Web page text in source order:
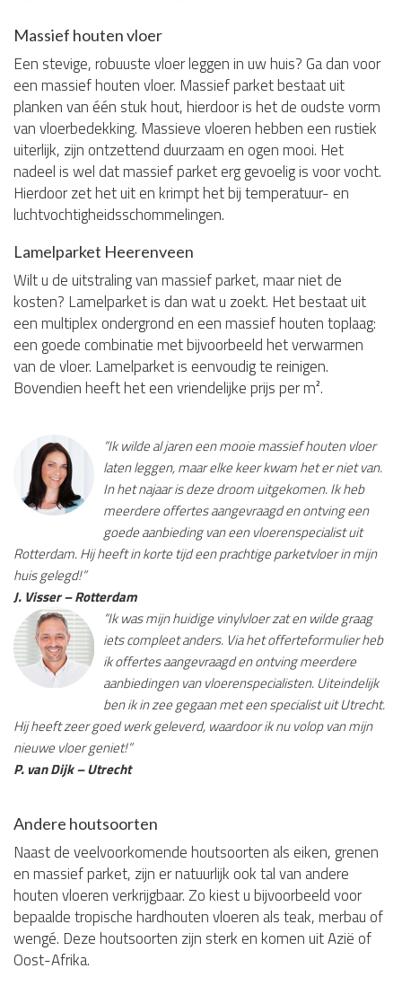
Massief houten vloer
Een stevige, robuuste vloer leggen in uw huis? Ga dan voor
een massief houten vloer. Massief parket bestaat uit
planken van één stuk hout, hierdoor is het de oudste vorm
van vloerbedekking. Massieve vloeren hebben een rustiek
uiterlijk, zijn ontzettend duurzaam en ogen mooi. Het
nadeel is wel dat massief parket erg gevoelig is voor vocht.
Hierdoor zet het uit en krimpt het bij temperatuur- en
luchtvochtigheidsschommelingen.
Lamelparket Heerenveen
Wilt u de uitstraling van massief parket, maar niet de
kosten? Lamelparket is dan wat u zoekt. Het bestaat uit
een multiplex ondergrond en een massief houten toplaag:
een goede combinatie met bijvoorbeeld het verwarmen
van de vloer. Lamelparket is eenvoudig te reinigen.
Bovendien heeft het een vriendelijke prijs per m².
“Ik wilde al jaren een mooie massief houten vloer
laten leggen, maar elke keer kwam het er niet van.
In het najaar is deze droom uitgekomen. Ik heb
meerdere offertes aangevraagd en ontving een
goede aanbieding van een vloerenspecialist uit
Rotterdam. Hij heeft in korte tijd een prachtige parketvloer in mijn
huis gelegd!”
J. Visser – Rotterdam
“Ik was mijn huidige vinylvloer zat en wilde graag
iets compleet anders. Via het offerteformulier heb
ik offertes aangevraagd en ontving meerdere
aanbiedingen van vloerenspecialisten. Uiteindelijk
ben ik in zee gegaan met een specialist uit Utrecht.
Hij heeft zeer goed werk geleverd, waardoor ik nu volop van mijn
nieuwe vloer geniet!”
P. van Dijk – Utrecht
Andere houtsoorten
Naast de veelvoorkomende houtsoorten als eiken, grenen
en massief parket, zijn er natuurlijk ook tal van andere
houten vloeren verkrijgbaar. Zo kiest u bijvoorbeeld voor
bepaalde tropische hardhouten vloeren als teak, merbau of
wengé. Deze houtsoorten zijn sterk en komen uit Azië of
Oost-Afrika.